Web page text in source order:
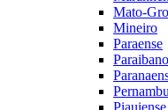
Mato-
Mineiro
Paraense
Paraibano
Piauiense